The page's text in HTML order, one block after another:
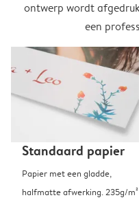
ontwerp wordt
een
Standaard papier
Papier met een gladde,
halfmatte afwerking. 235g/m²